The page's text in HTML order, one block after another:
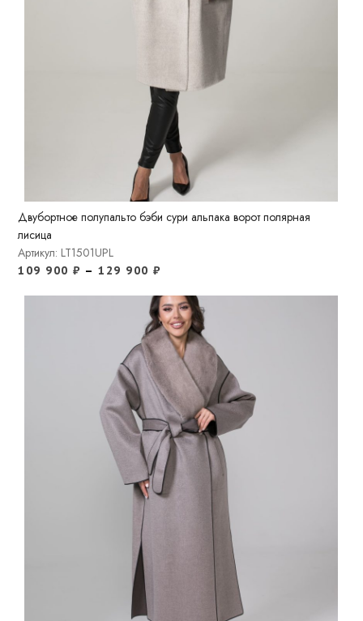
Двубортное полупальто бэби сури альпака ворот полярная
лисица
Артикул: LT1501UPL
109 900₽ – 129 900₽